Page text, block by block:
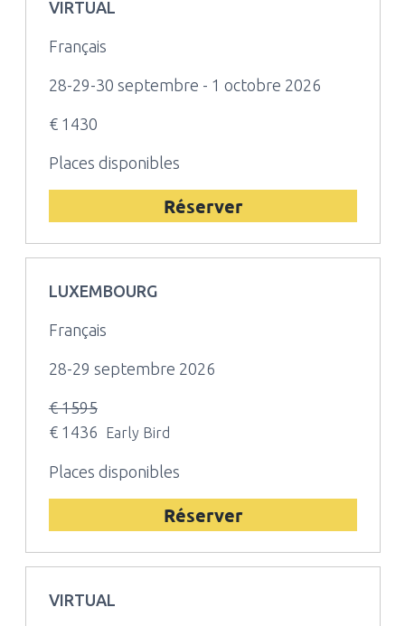
VIRTUAL
Français
28-29-30 septembre - 1 octobre 2026
€ 1430
Places disponibles
Réserver
LUXEMBOURG
Français
28-29 septembre 2026
€ 1595
€ 1436
Early Bird
Places disponibles
Réserver
VIRTUAL